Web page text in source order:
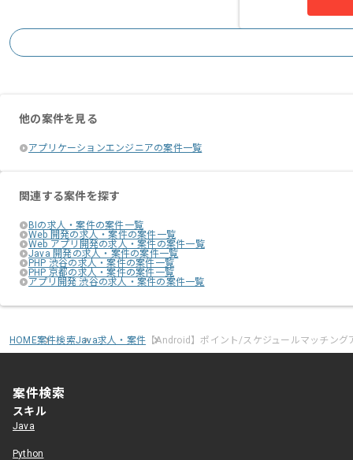
WebやMobileの豊富や経験と多用なネッ
全員で面白いモノを生み出していこうと
チームワークが非常に良く、
また、稼働が落ち着いているため環境も
他の案件を見る
アプリケーションエンジニアの案件一覧
関連する案件を探す
BIの求人・案件の案件一覧
Web 開発の求人・案件の案件一覧
Web アプリ開発の求人・案件の案件一覧
Java 開発の求人・案件の案件一覧
PHP 渋谷の求人・案件の案件一覧
PHP 京都の求人・案件の案件一覧
アプリ開発 渋谷の求人・案件の案件一覧
HOME案件検索Java求人・案件 【Android】ポイント/スケジュールマッチング
案件検索
スキル
Java
Python